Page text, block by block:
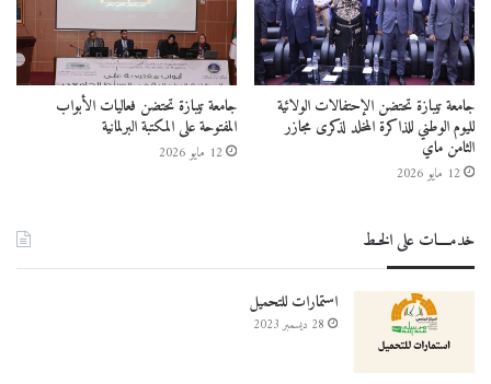
جامعة تيبازة تحتضن الإحتفالات الولائية
لليوم الوطني للذاكرة المخلد لذكرى مجازر
الثامن ماي
12 مايو 2026
جامعة تيبازة تحتضن فعاليات الأبواب
المفتوحة على المكتبة البرلمانية
12 مايو 2026
خدمــــات على الخـط
استمارات للتحميل
28 ديسمبر 2023